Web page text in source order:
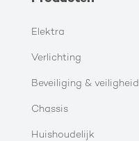
Elektra
Verlichting
Beveiliging & veiligheid
Chassis
Huishoudelijk